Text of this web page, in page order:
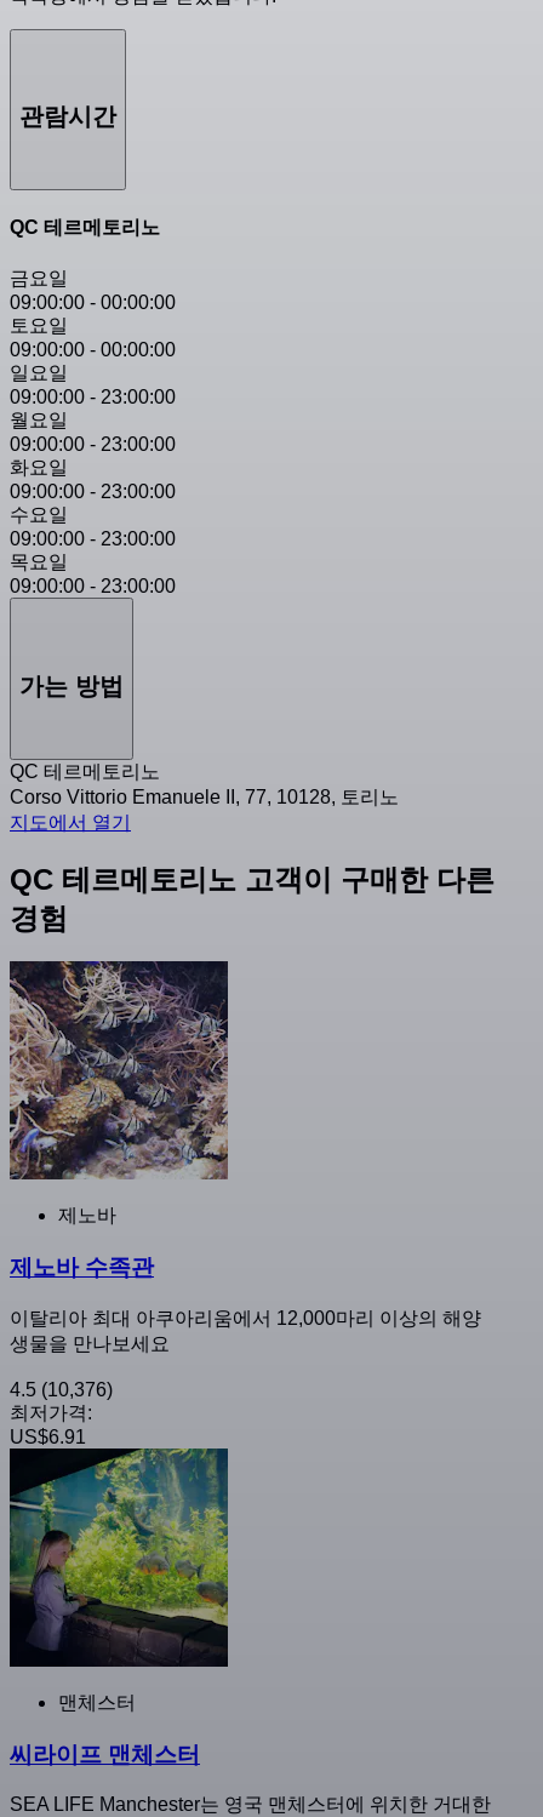
관람시간
QC 테르메토리노
금요일
09:00:00 - 00:00:00
토요일
09:00:00 - 00:00:00
일요일
09:00:00 - 23:00:00
월요일
09:00:00 - 23:00:00
화요일
09:00:00 - 23:00:00
수요일
09:00:00 - 23:00:00
목요일
09:00:00 - 23:00:00
가는 방법
QC 테르메토리노
Corso Vittorio Emanuele II, 77, 10128, 토리노
지도에서 열기
QC 테르메토리노 고객이 구매한 다른
경험
제노바
제노바 수족관
이탈리아 최대 아쿠아리움에서 12,000마리 이상의 해양
생물을 만나보세요
4.5 (10,376)
최저가격:
US$6.91
맨체스터
씨라이프 맨체스터
SEA LIFE Manchester는 영국 맨체스터에 위치한 거대한